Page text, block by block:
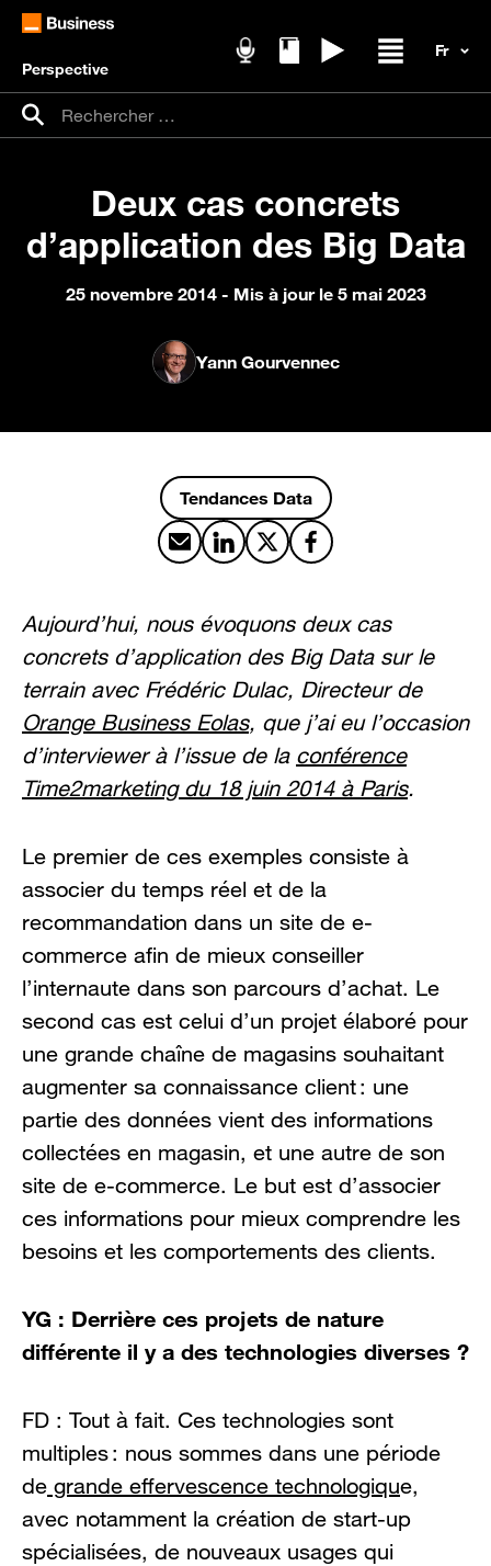
Perspective
Recherche pour :
Rechercher
Deux cas concrets
d’application des Big Data
25 novembre 2014 - Mis à jour le 5 mai 2023
Yann Gourvennec
Tendances Data
Partager par email
Partager sur LinkedIn
Partager sur X
Partager sur Facebook
Aujourd’hui, nous évoquons deux cas
concrets d’application des Big Data sur le
terrain avec Frédéric Dulac, Directeur de
Orange Business Eolas, que j’ai eu l’occasion
d’interviewer à l’issue de la conférence
Time2marketing du 18 juin 2014 à Paris.
Le premier de ces exemples consiste à
associer du temps réel et de la
recommandation dans un site de e-
commerce afin de mieux conseiller
l’internaute dans son parcours d’achat. Le
second cas est celui d’un projet élaboré pour
une grande chaîne de magasins souhaitant
augmenter sa connaissance client : une
partie des données vient des informations
collectées en magasin, et une autre de son
site de e-commerce. Le but est d’associer
ces informations pour mieux comprendre les
besoins et les comportements des clients.
YG : Derrière ces projets de nature
différente il y a des technologies diverses ?
FD : Tout à fait. Ces technologies sont
multiples : nous sommes dans une période
de grande effervescence technologique,
avec notamment la création de start-up
spécialisées, de nouveaux usages qui